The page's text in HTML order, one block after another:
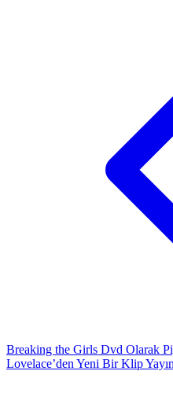
Breaking the Girls Dvd Olarak
Lovelace’den Yeni Bir Klip